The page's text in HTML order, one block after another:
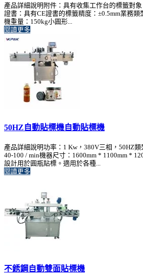
產品詳細說明附件：具有收集工作台的標籤對
證書：具有CE證書的標籤精度：±0.5mm業務
機重量：150kg小圓形...
閱讀更多
50HZ自動貼標機自動貼標機
產品詳細說明功率：1 Kw，380V三相，50HZ類
40-100 / min機器尺寸：1600mm * 1100mm *
設計用於圓瓶貼標。適用於各種...
閱讀更多
不銹鋼自動雙面貼標機